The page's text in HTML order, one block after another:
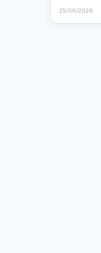
spesifik
nyata,
25/06/2026